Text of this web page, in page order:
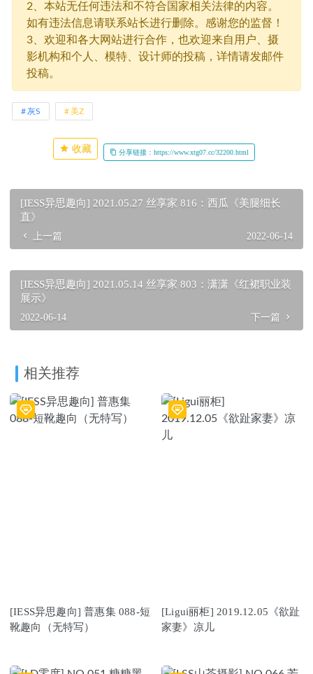
2、本站无任何违法和不符合国家相关法律的内容。
如有违法信息请联系站长进行删除。感谢您的监督！
3、欢迎和各大网站进行合作，也欢迎来自用户、摄
影机构和个人、模特、设计师的投稿，详情请发邮件
投稿。
灰S 美Z
收藏 分享链接：https://www.xtg07.cc/32200.html
[IESS异思趣向] 2021.05.27 丝享家 816：西瓜《美腿细长
直》
上一篇 2022-06-14
[IESS异思趣向] 2021.05.14 丝享家 803：潇潇《红裙职业装
展示》
2022-06-14 下一篇
相关推荐
[IESS异思趣向] 普惠集 088-短
靴趣向（无特写）
[Ligui丽柜] 2019.12.05《欲趾
家妻》凉儿